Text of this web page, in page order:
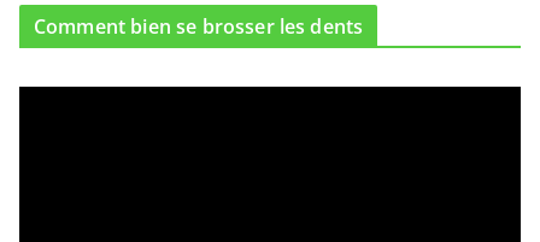
Comment bien se brosser les dents